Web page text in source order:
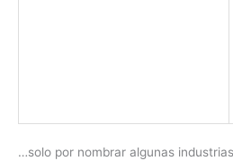
…solo por nombrar algunas